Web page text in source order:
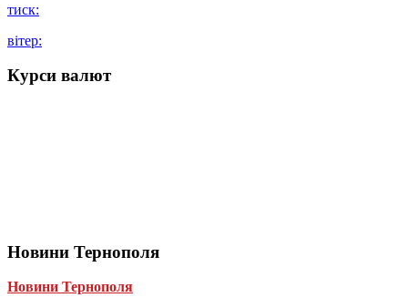
тиск:
вітер:
Курси валют
Новини Тернополя
Новини Тернополя